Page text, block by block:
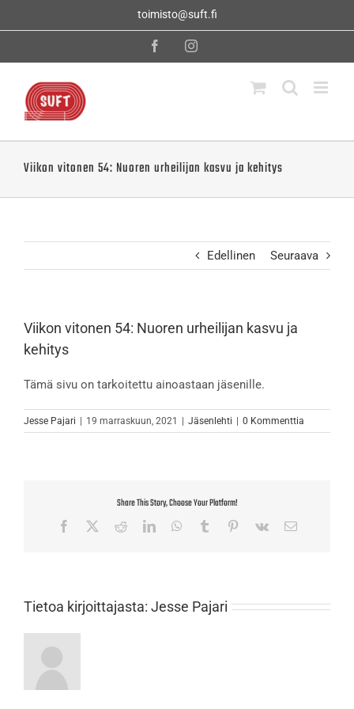
toimisto@suft.fi
FacebookInstagram
Viikon vitonen 54: Nuoren urheilijan kasvu ja kehitys
Edellinen Seuraava
Viikon vitonen 54: Nuoren urheilijan kasvu ja
kehitys
Tämä sivu on tarkoitettu ainoastaan jäsenille.
Jesse Pajari | 19 marraskuun, 2021 | Jäsenlehti | 0 Kommenttia
Share This Story, Choose Your Platform!
Facebook RedditLinkedInWhatsApp
Tumblr Pinterest
Vk Sähköposti
Tietoa kirjoittajasta: Jesse Pajari